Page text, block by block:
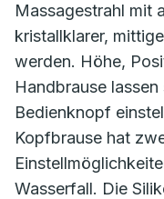
Massagestrahl mit
kristallklarer,
werden. Höhe,
Handbrause
Bedienknopf
Kopfbrause hat
Wasserfall. Die